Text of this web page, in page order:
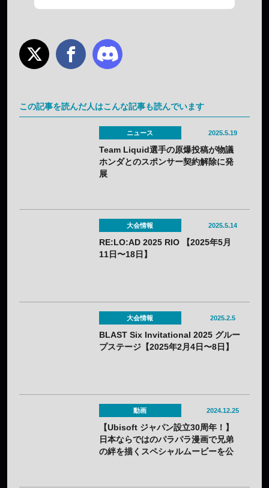
この記事を読んだ人はこんな記事も読んでいます
ニュース 2025.5.19
Team Liquid選手の原爆投稿が物議
ホンダとのスポンサー契約解除に発
展
大会情報 2025.5.14
RE:LO:AD 2025 RIO 【2025年5月
11日〜18日】
大会情報 2025.2.5
BLAST Six Invitational 2025 グルー
プステージ【2025年2月4日〜8日】
動画 2024.12.25
【Ubisoft ジャパン設立30周年！】
日本ならではのパラパラ漫画で兄弟
の絆を描くスペシャルムービーを公